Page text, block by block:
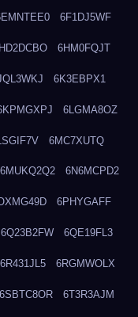
6F1DJ5WF
6HM0FQJT
6K3EBPX1
6LGMA8OZ
6MC7XUTQ
6MUKQ2Q2 6N6MCPD2
6PHYGAFF
6Q23B2FW 6QE19FL3
6R431JL5 6RGMWOLX
6SBTC8OR 6T3R3AJM